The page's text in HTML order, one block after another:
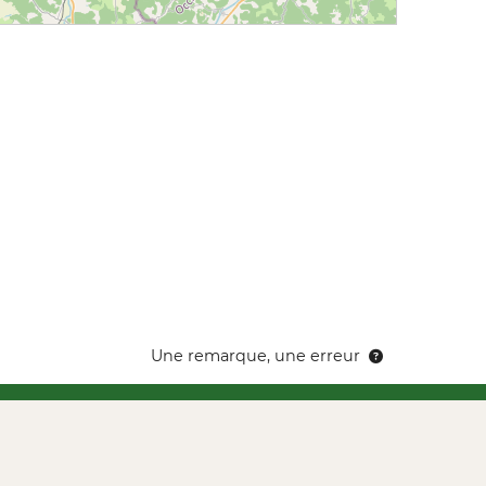
Une remarque, une erreur